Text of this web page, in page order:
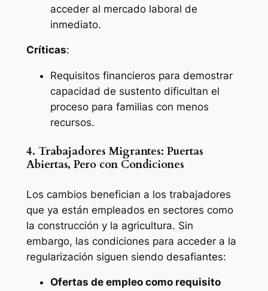
acceder al mercado laboral de
inmediato.
Críticas:
Requisitos financieros para demostrar
capacidad de sustento dificultan el
proceso para familias con menos
recursos.
4. Trabajadores Migrantes: Puertas
Abiertas, Pero con Condiciones
Los cambios benefician a los trabajadores
que ya están empleados en sectores como
la construcción y la agricultura. Sin
embargo, las condiciones para acceder a la
regularización siguen siendo desafiantes:
Ofertas de empleo como requisito